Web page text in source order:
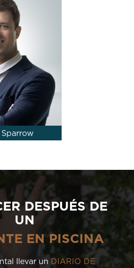
DESPUÉS DE
UN
EN PISCINA
llevar un DIARIO DE